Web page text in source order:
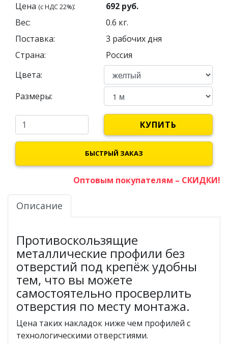
Цена (с НДС 22%): 692 руб.
Вес:
0.6 кг.
Поставка:
3 рабочих дня
Страна:
Россия
Цвета:
Размеры:
КУПИТЬ
БЫСТРЫЙ ЗАКАЗ
Оптовым покупателям – СКИДКИ!
Описание
Противоскользящие
металлические профили без
отверстий под крепёж удобны
тем, что вы можете
самостоятельно просверлить
отверстия по месту монтажа.
Цена таких накладок ниже чем профилей с
технологическими отверстиями.